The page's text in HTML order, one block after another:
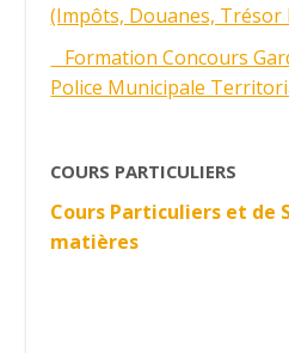
(Impôts, Douanes, Trésor
Formation Concours
Police Municipale
COURS PARTICULIERS
Cours Particuliers et de
matières